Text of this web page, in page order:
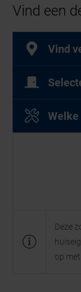
en passen
Vind een
Vind
Welke
Deze
op